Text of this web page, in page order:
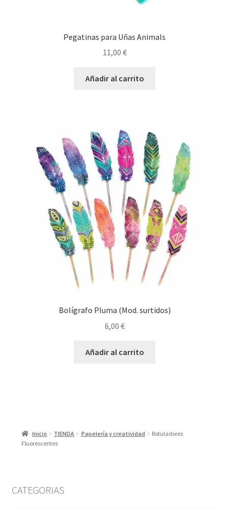
Pegatinas para Uñas Animals
11,00 €
Añadir al carrito
Bolígrafo Pluma (Mod. surtidos)
6,00 €
Añadir al carrito
Inicio TIENDA Papelería y creatividad
Rotuladores
Fluorescentes
CATEGORIAS